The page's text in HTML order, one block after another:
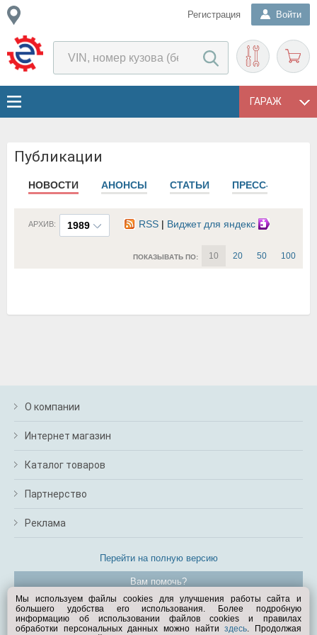
Регистрация Войти
ГАРАЖ
Публикации
НОВОСТИ АНОНСЫ СТАТЬИ ПРЕСС-РЕЛИЗЫ
1989
АРХИВ: RSS | Виджет для яндекс
ПОКАЗЫВАТЬ ПО: 10 20 50 100
О компании
Интернет магазин
Каталог товаров
Партнерство
Реклама
Перейти на полную версию
Вам помочь?
© Exist.ru 1998—2026
Мы используем файлы cookies для улучшения работы сайта и
большего удобства его использования. Более подробную
информацию об использовании файлов cookies и правилах
обработки персональных данных можно найтиздесь. Продолжая